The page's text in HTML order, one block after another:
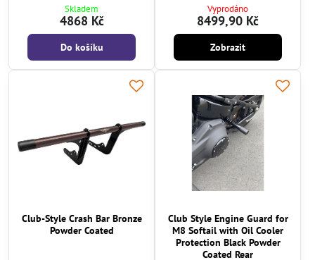
Skladem
4868 Kč
Do košíku
Vyprodáno
8499,90 Kč
Zobrazit
Club-Style Crash Bar Bronze
Powder Coated
Club Style Engine Guard for
M8 Softail with Oil Cooler
Protection Black Powder
Coated Rear